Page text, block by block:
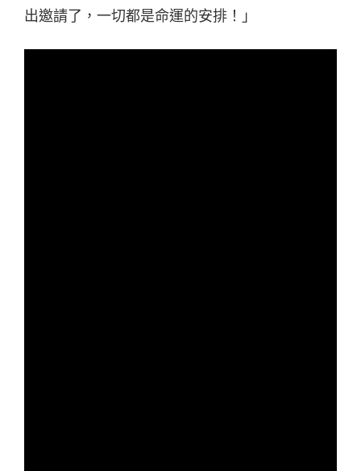
出邀請了，一切都是命運的安排！」